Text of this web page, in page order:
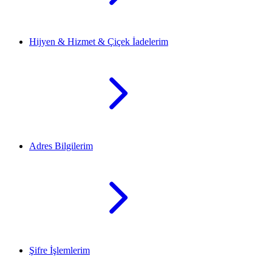
Hijyen & Hizmet & Çiçek İadelerim
Adres Bilgilerim
Şifre İşlemlerim